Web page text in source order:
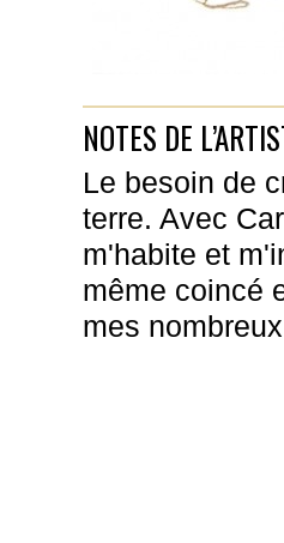
NOTES DE
Le besoin de
terre. Avec
m'habite et
même coincé
mes